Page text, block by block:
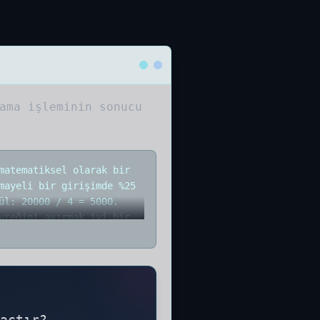
işleminin sonucu
olarak bir
bir girişimde %25
20000 / 4 = 5000.
ayırmak iyi bir
hesaplama yöntemi ve